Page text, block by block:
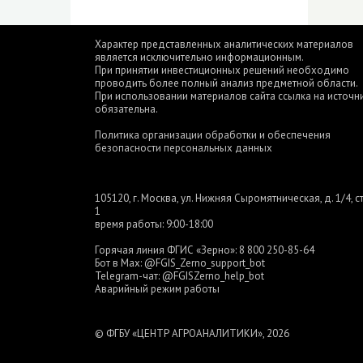
Характер представленных аналитических материалов
является исключительно информационным.
При принятии инвестиционных решений необходимо
проводить более полный анализ предметной области.
При использовании материалов сайта ссылка на
обязательна.
Политика организации обработки и обеспечения
безопасности персональных данных
105120, г. Москва, ул. Нижняя Сыромятническая, д. 1/4,
1
время работы: 9:00-18:00
Горячая линия ФГИС «Зерно»: 8 800 250-85-64
Бот в Max: @FGIS_Zerno_support_bot
Telegram-чат: @FGISZerno_help_bot
Аварийный режим работы
© ФГБУ «ЦЕНТР АГРОАНАЛИТИКИ», 2026